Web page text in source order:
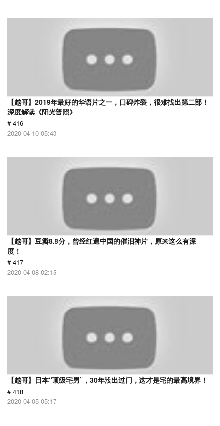
【越哥】2019年最好的华语片之一，口碑炸裂，很难找出第二部！
深度解读《阳光普照》
# 416
2020-04-10 05:43
【越哥】豆瓣8.8分，曾经红遍中国的催泪神片，原来这么有深
度！
# 417
2020-04-08 02:15
【越哥】日本“顶级宅男”，30年没出过门，这才是宅的最高境界！
# 418
2020-04-05 05:17